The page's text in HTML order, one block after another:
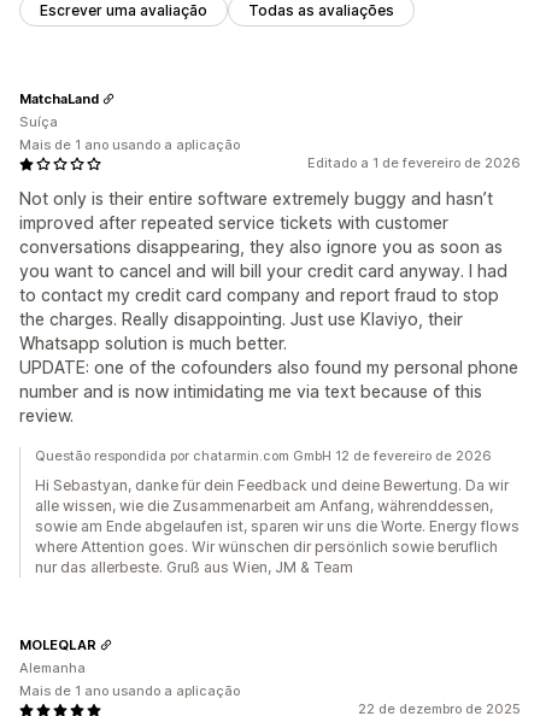
Escrever uma avaliação Todas as avaliações
Editado a 1 de fevereiro de 2026
Not only is their entire software extremely buggy and hasn’t
improved after repeated service tickets with customer
conversations disappearing, they also ignore you as soon as
you want to cancel and will bill your credit card anyway. I had
to contact my credit card company and report fraud to stop
the charges. Really disappointing. Just use Klaviyo, their
Whatsapp solution is much better.
UPDATE: one of the cofounders also found my personal phone
number and is now intimidating me via text because of this
review.
MatchaLand
Suíça
Mais de 1 ano usando a aplicação
Questão respondida por chatarmin.com GmbH 12 de fevereiro de 2026
Hi Sebastyan, danke für dein Feedback und deine Bewertung. Da wir
alle wissen, wie die Zusammenarbeit am Anfang, währenddessen,
sowie am Ende abgelaufen ist, sparen wir uns die Worte. Energy flows
where Attention goes. Wir wünschen dir persönlich sowie beruflich
nur das allerbeste. Gruß aus Wien, JM & Team
22 de dezembro de 2025
MOLEQLAR
Alemanha
Mais de 1 ano usando a aplicação